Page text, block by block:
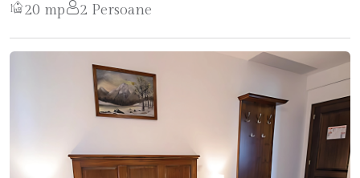
20 mp 2 Persoane